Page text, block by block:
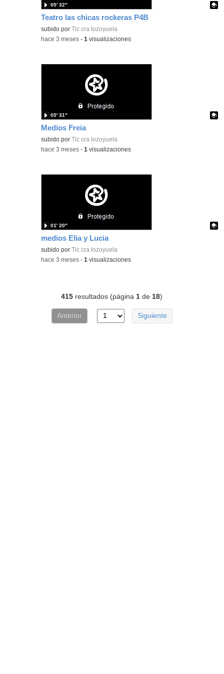
Teatro las chicas rockeras P4B
Contenido educativo.
subido por Tic cra lozoyuela
05′ 32″
-hace 3 meses -1 visualizaciones
Medios Freia
Contenido educativo.
subido por Tic cra lozoyuela
05′ 31″
-hace 3 meses -1 visualizaciones
medios Elia y Lucia
Contenido educativo.
subido por Tic cra lozoyuela
01′ 20″
-hace 3 meses -1 visualizaciones
415 resultados (página 1 de 18)
Anterior Siguiente